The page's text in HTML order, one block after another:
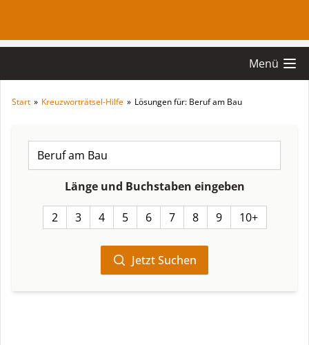
Menü
Start » Kreuzworträtsel-Hilfe » Lösungen für: Beruf am Bau
Länge und Buchstaben eingeben
2 3 4 5 6 7 8 9 10+
Jetzt Suchen